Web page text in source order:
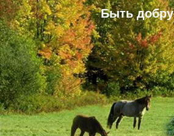
Быть добру